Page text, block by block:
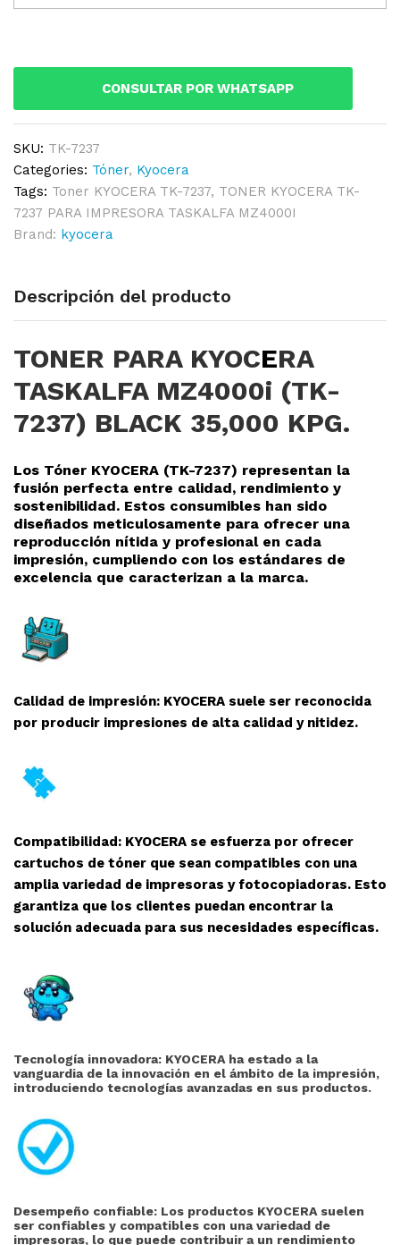
KYOCERA
35,000
KPG.
quantity
CONSULTAR POR WHATSAPP
SKU: TK-7237
Categories: Tóner, Kyocera
Tags: Toner KYOCERA TK-7237, TONER KYOCERA TK-
7237 PARA IMPRESORA TASKALFA MZ4000I
Brand: kyocera
Descripción del producto
TONER PARA KYOCERA
TASKALFA MZ4000i (TK-
7237) BLACK 35,000 KPG.
Los Tóner KYOCERA (TK-7237) representan la
fusión perfecta entre calidad, rendimiento y
sostenibilidad. Estos consumibles han sido
diseñados meticulosamente para ofrecer una
reproducción nítida y profesional en cada
impresión, cumpliendo con los estándares de
excelencia que caracterizan a la marca.
Calidad de impresión: KYOCERA suele ser reconocida
por producir impresiones de alta calidad y nitidez.
Compatibilidad: KYOCERA se esfuerza por ofrecer
cartuchos de tóner que sean compatibles con una
amplia variedad de impresoras y fotocopiadoras. Esto
garantiza que los clientes puedan encontrar la
solución adecuada para sus necesidades específicas.
Tecnología innovadora: KYOCERA ha estado a la
vanguardia de la innovación en el ámbito de la impresión,
introduciendo tecnologías avanzadas en sus productos.
Desempeño confiable: Los productos KYOCERA suelen
ser confiables y compatibles con una variedad de
impresoras, lo que puede contribuir a un rendimiento